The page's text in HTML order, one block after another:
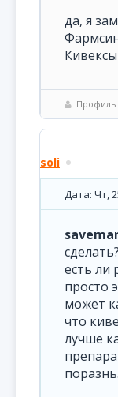
да, я
Кивексы
Профиль
soli
Дата: Чт,
есть ли
просто
может
что
лучше